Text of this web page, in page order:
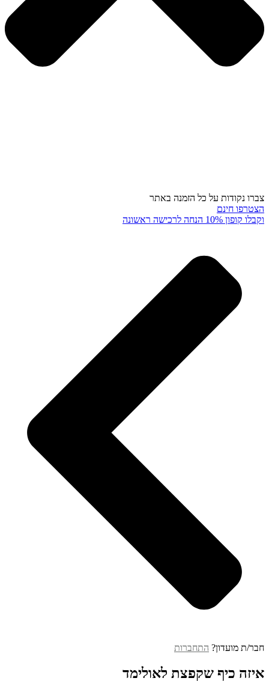
צברו נקודות על כל הזמנה באתר
הצטרפו חינם
וקבלו קופון 10% הנחה לרכישה ראשונה
חבר/ת מועדון? התחברות
איזה כיף שקפצת לאולימד